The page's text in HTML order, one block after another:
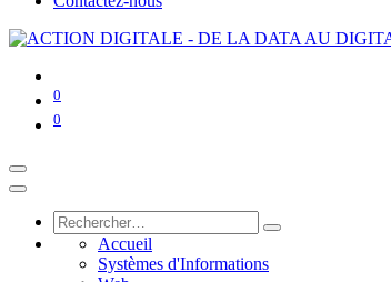
0
0
Accueil
Systèmes d'Informations